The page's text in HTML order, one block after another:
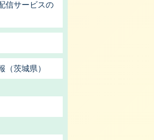
信サービスの
茨城県）